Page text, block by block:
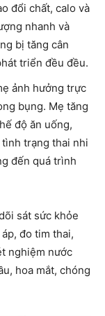
đổi chất, calo và
nhanh và
bị tăng cân
triển đều đều.
ảnh hưởng trực
bụng. Mẹ tăng
độ ăn uống,
trạng thai nhi
đến quá trình
sát sức khỏe
đo tim thai,
nghiệm nước
hoa mắt, chóng